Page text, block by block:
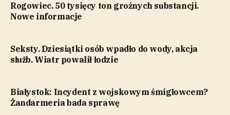
Rogowiec. 50 tysięcy ton groźnych substancji.
Nowe informacje
Seksty. Dziesiątki osób wpadło do wody, akcja
służb. Wiatr powalił łodzie
Białystok: Incydent z wojskowym śmigłowcem?
Żandarmeria bada sprawę